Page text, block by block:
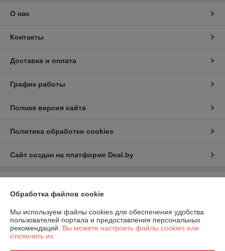
О нас
Контакты
Доставка и оплата
График работы
Полная версия сайта
Политика обработки cookies
Сайт создан на платформе Deal.by
предприниматель Шаршавицкий Дмитрий Валерьевич
220033, г.Минск, пр-т Партизанский, 19а-6
Регистрационный номер ЕГР: 192409619
УНП: 192409619
Обработка файлов cookie
Мы используем файлы cookies для обеспечения удобства
пользователей портала и предоставления персональных
рекомендаций. Вы можете настроить файлы cookies или
отключить их.